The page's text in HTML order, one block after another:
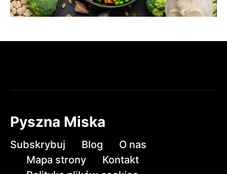
Pyszna Miska
Subskrybuj Blog
O nas
Mapa strony
Kontakt